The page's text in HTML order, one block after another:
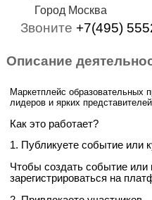
Город Москва
Звоните +7(495)
Описание
Маркетплейс образовательных
лидеров и ярких
Как это работает?
1. Публикуете событие или
Чтобы создать событие или
зарегистрироваться на